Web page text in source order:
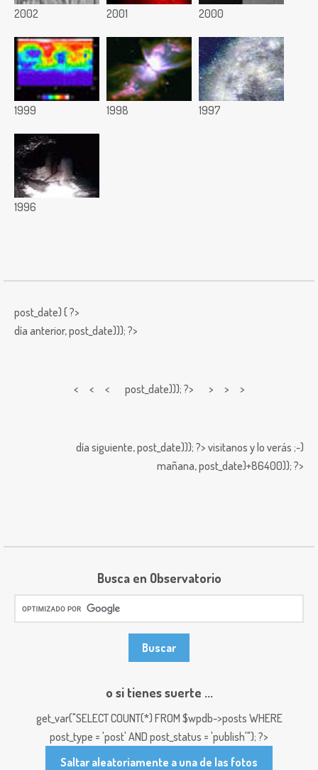
2002 2001 2000
1999 1998 1997
1996
post_date) { ?>
día anterior,post_date))); ?>
< < < post_date))); ?> > > >
día siguiente,post_date))); ?> visitanos y lo verás ;-)
mañana,post_date)+86400)); ?>
Busca en Observatorio
o si tienes suerte ...
get_var("SELECT COUNT(*) FROM $wpdb->posts WHERE
post_type = 'post' AND post_status = 'publish'"); ?>
Saltar aleatoriamente a una de las fotos